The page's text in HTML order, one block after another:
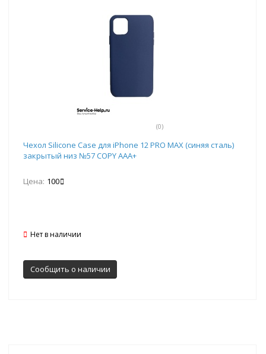
(0)
Чехол Silicone Case для iPhone 12 PRO MAX (синяя сталь)
закрытый низ №57 COPY AAA+
Цена: 100
Нет в наличии
Сообщить о наличии